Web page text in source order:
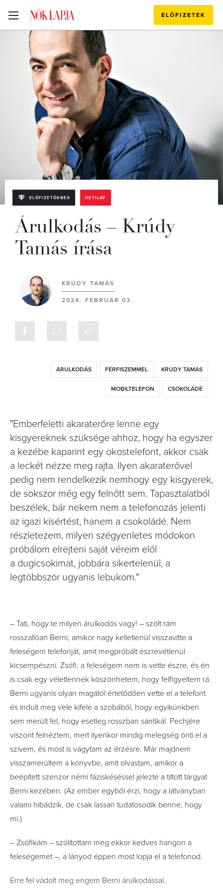
ELŐFIZETEK
ELŐFIZETŐKNEK HETILAP
Árulkodás – Krúdy
Tamás írása
KRÚDY TAMÁS
2024. FEBRUÁR 03.
ÁRULKODÁS FÉRFISZEMMEL KRÚDY TAMÁS
MOBILTELEFON CSOKOLÁDÉ
"Emberfeletti akaraterőre lenne egy
kisgyereknek szüksége ahhoz, hogy ha egyszer
a kezébe kaparint egy okostelefont, akkor csak
a leckét nézze meg rajta. Ilyen akaraterővel
pedig nem rendelkezik nemhogy egy kisgyerek,
de sokszor még egy felnőtt sem. Tapasztalatból
beszélek, bár nekem nem a telefonozás jelenti
az igazi kísértést, hanem a csokoládé. Nem
részletezem, milyen szégyenletes módokon
próbálom elrejteni saját véreim elől
a dugicsokimat, jobbára sikertelenül, a
legtöbbször ugyanis lebukom."
– Tati, hogy te milyen árulkodós vagy! – szólt rám
rosszallóan Berni, amikor nagy kelletlenül visszavitte a
feleségem telefonját, amit megpróbált észrevétlenül
kicsempészni. Zsófi, a feleségem nem is vette észre, és én
is csak egy véletlennek köszönhetem, hogy felfigyeltem rá.
Berni ugyanis olyan magától értetődően vette el a telefont
és indult meg vele kifele a szobából, hogy egyikünkben
sem merült fel, hogy esetleg rosszban sántikál. Pechjére
viszont felnéztem, mert ilyenkor mindig melegség önti el a
szívem, és most is vágytam az érzésre. Már majdnem
visszamerültem a könyvbe, amit olvastam, amikor a
beépített szenzor némi fáziskéséssel jelezte a tiltott tárgyat
Berni kezében. (Az ember egyből érzi, hogy a látványban
valami hibádzik, de csak lassan tudatosodik benne, hogy
mi.)
– Zsófikám – szólítottam meg ekkor kedves hangon a
feleségemet –, a lányod éppen most lopja el a telefonod.
Erre fel vádolt meg engem Berni árulkodással.